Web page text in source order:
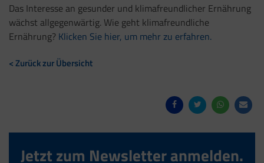
Das Interesse an gesunder und klimafreundlicher Ernährung
wächst allgegenwärtig. Wie geht klimafreundliche
Ernährung? Klicken Sie hier, um mehr zu erfahren.
< Zurück zur Übersicht
Jetzt zum Newsletter anmelden.